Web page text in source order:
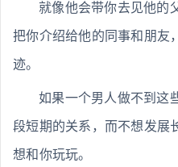
就像他会带你去见他的
把你介绍给他的同事和朋友
迹。
如果一个男人做不到这
段短期的关系，而不想发展
想和你玩玩。